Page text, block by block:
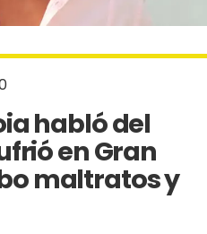
habló del
en Gran
maltratos y